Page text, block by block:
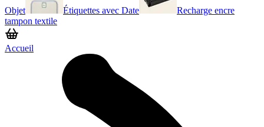
Objet Étiquettes avec Date
Recharge encre
tampon textile
Accueil